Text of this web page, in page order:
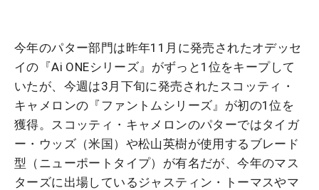
今年のパター部門は昨年11月に発売されたオデッセ
イの『Ai ONEシリーズ』がずっと1位をキープして
いたが、今週は3月下旬に発売されたスコッティ・
キャメロンの『ファントムシリーズ』が初の1位を
獲得。スコッティ・キャメロンのパターではタイガ
ー・ウッズ（米国）や松山英樹が使用するブレード
型（ニューポートタイプ）が有名だが、今年のマス
ターズに出場しているジャスティン・トーマスやマ